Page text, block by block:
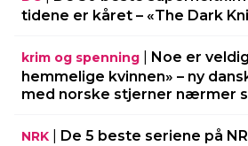
tidene er kåret – «The Dark
krim og spenning
Noe er
hemmelige kvinnen» – ny
med norske stjerner nærmer
NRK De 5 beste seriene på